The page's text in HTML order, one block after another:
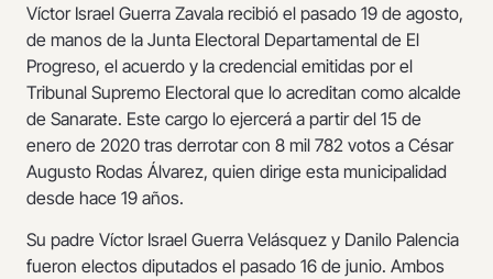
Víctor Israel Guerra Zavala recibió el pasado 19 de agosto,
de manos de la Junta Electoral Departamental de El
Progreso, el acuerdo y la credencial emitidas por el
Tribunal Supremo Electoral que lo acreditan como alcalde
de Sanarate. Este cargo lo ejercerá a partir del 15 de
enero de 2020 tras derrotar con 8 mil 782 votos a César
Augusto Rodas Álvarez, quien dirige esta municipalidad
desde hace 19 años.
Su padre Víctor Israel Guerra Velásquez y Danilo Palencia
fueron electos diputados el pasado 16 de junio. Ambos